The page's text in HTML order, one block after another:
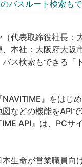
バスルート検索も
代表取締役社長：
本社：大阪府大阪
ス検索もできる
』をはじ
などの機能をAPI
API』は、PCサ
生命が営業職員向